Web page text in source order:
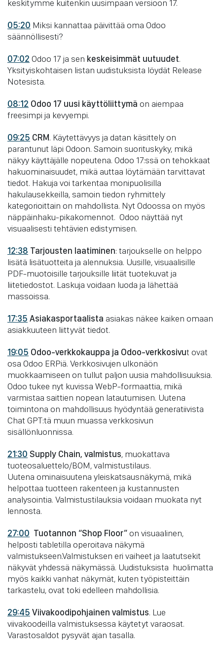
keskitymme kuitenkin uusimpaan versioon 17.
05:20 Miksi kannattaa päivittää oma Odoo
säännöllisesti?
07:02 Odoo 17 ja sen keskeisimmät uutuudet.
Yksityiskohtaisen listan uudistuksista löydät Release
Notesista.
08:12 Odoo 17 uusi käyttöliittymä on aiempaa
freesimpi ja kevyempi.
09:25 CRM. Käytettävyys ja datan käsittely on
parantunut läpi Odoon. Samoin suorituskyky, mikä
näkyy käyttäjälle nopeutena. Odoo 17:ssä on tehokkaat
hakuominaisuudet, mikä auttaa löytämään tarvittavat
tiedot. Hakuja voi tarkentaa monipuolisilla
hakulausekkeilla, samoin tiedon ryhmittely
kategorioittain on mahdollista. Nyt Odoossa on myös
näppäinhaku-pikakomennot. Odoo näyttää nyt
visuaalisesti tehtävien edistymisen.
12:38 Tarjousten laatiminen: tarjoukselle on helppo
lisätä lisätuotteita ja alennuksia. Uusille, visuaalisille
PDF-muotoisille tarjouksille liität tuotekuvat ja
liitetiedostot. Laskuja voidaan luoda ja lähettää
massoissa.
17:35 Asiakasportaalista asiakas näkee kaiken omaan
asiakkuuteen liittyvät tiedot.
19:05 Odoo-verkkokauppa ja Odoo-verkkosivut ovat
osa Odoo ERPiä. Verkkosivujen ulkonäön
muokkaamiseen on tullut paljon uusia mahdollisuuksia.
Odoo tukee nyt kuvissa WebP-formaattia, mikä
varmistaa saittien nopean latautumisen. Uutena
toimintona on mahdollisuus hyödyntää generatiivista
Chat GPT:tä muun muassa verkkosivun
sisällönluonnissa.
21:30 Supply Chain, valmistus, muokattava
tuoteosaluettelo/BOM, valmistustilaus.
Uutena ominaisuutena yleiskatsausnäkymä, mikä
helpottaa tuotteen rakenteen ja kustannusten
analysointia. Valmistustilauksia voidaan muokata nyt
lennosta.
27:00 Tuotannon “Shop Floor”on visuaalinen,
helposti tabletilla operoitava näkymä
valmistukseen.Valmistuksen eri vaiheet ja laatutsekit
näkyvät yhdessä näkymässä. Uudistuksista huolimatta
myös kaikki vanhat näkymät, kuten työpisteittäin
tarkastelu, ovat toki edelleen mahdollisia.
29:45 Viivakoodipohjainen valmistus. Lue
viivakoodeilla valmistuksessa käytetyt varaosat.
Varastosaldot pysyvät ajan tasalla.